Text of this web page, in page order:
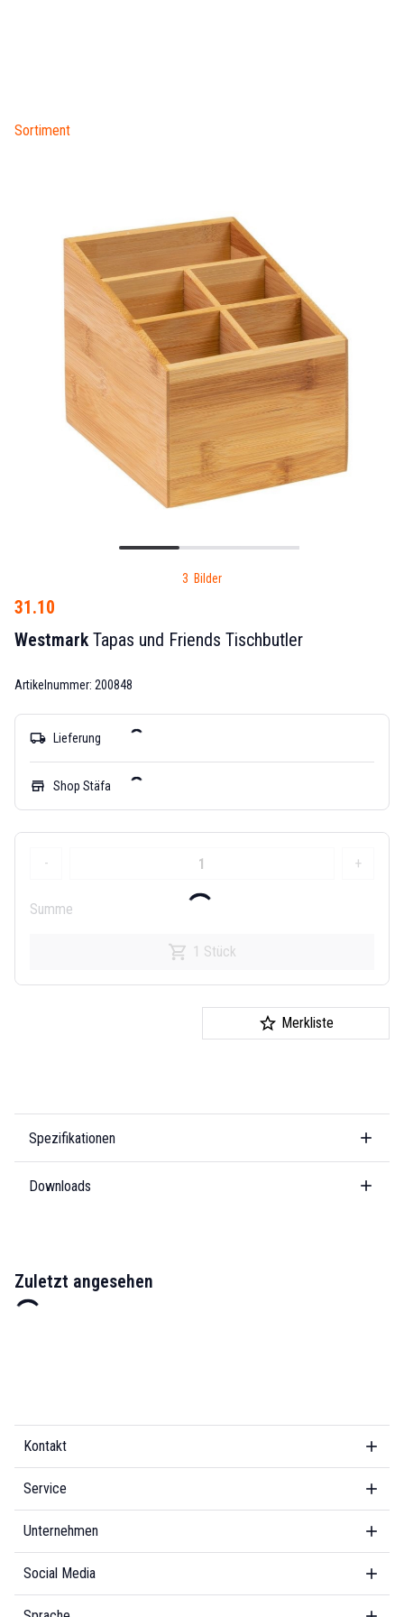
Sortiment
3 Bilder
31.10
WestmarkTapas und Friends Tischbutler
Artikelnummer: 200848
local_shipping Lieferung
store Shop Stäfa
- +
Summe
1 Stück
Merkliste
Spezifikationen
Downloads
Zuletzt angesehen
Kontakt
Service
Unternehmen
Social Media